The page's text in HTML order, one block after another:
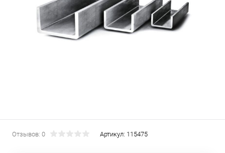
Отзывов: 0 Артикул: 115475